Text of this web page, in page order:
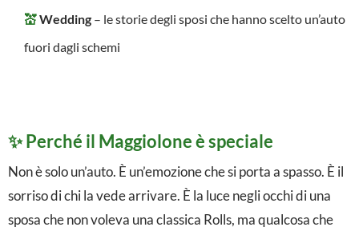
a
g
g
💒Wedding – le storie degli sposi che hanno scelto un’auto
fuori dagli schemi
✨ Perché il Maggiolone è speciale
Non è solo un’auto. È un’emozione che si porta a spasso. È il
sorriso di chi la vede arrivare. È la luce negli occhi di una
sposa che non voleva una classica Rolls, ma qualcosa che